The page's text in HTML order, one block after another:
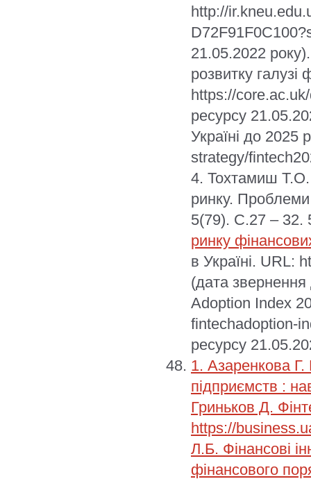
http://
21.05.2022
розвитку галузі
https://
ресурсу
Україні до 2025
strategy/
4. Тохтамиш Т.О.
ринку.
5(79). С.27 –
ринку
в Україні. URL:
(дата
Adoption Index
fintechadoption-
ресурсу
1. Азаренкова
підприємств :
Гриньков Д.
https://
Л.Б. Фінансові
фінансового